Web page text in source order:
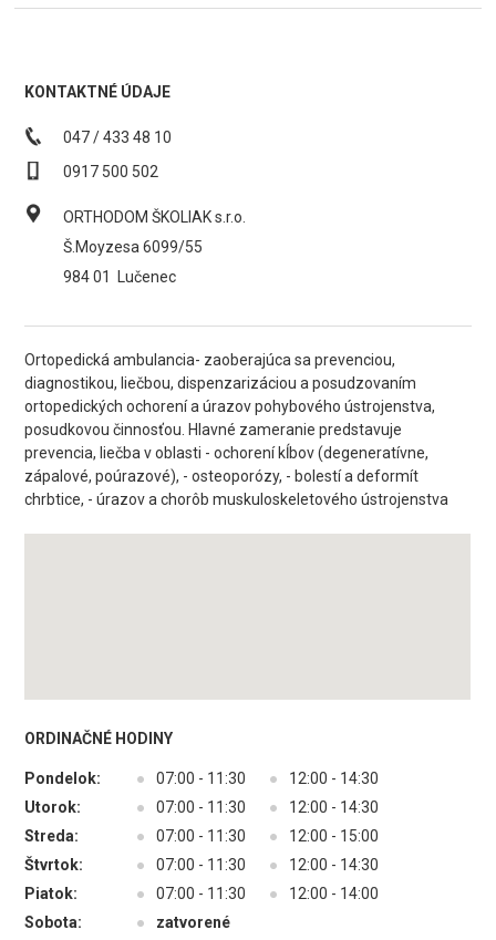
KONTAKTNÉ ÚDAJE
047 / 433 48 10
0917 500 502
ORTHODOM ŠKOLIAK s.r.o.
Š.Moyzesa 6099/55
984 01
Lučenec
Ortopedická ambulancia- zaoberajúca sa prevenciou,
diagnostikou, liečbou, dispenzarizáciou a posudzovaním
ortopedických ochorení a úrazov pohybového ústrojenstva,
posudkovou činnosťou. Hlavné zameranie predstavuje
prevencia, liečba v oblasti - ochorení kĺbov (degeneratívne,
zápalové, poúrazové), - osteoporózy, - bolestí a deformít
chrbtice, - úrazov a chorôb muskuloskeletového ústrojenstva
ORDINAČNÉ HODINY
Pondelok: ● 07:00 - 11:30 ●
12:00 - 14:30
Utorok:
● 07:00 - 11:30 ●
12:00 - 14:30
Streda:
● 07:00 - 11:30 ●
12:00 - 15:00
Štvrtok:
● 07:00 - 11:30 ●
12:00 - 14:30
Piatok:
● 07:00 - 11:30 ●
12:00 - 14:00
Sobota:
●
zatvorené